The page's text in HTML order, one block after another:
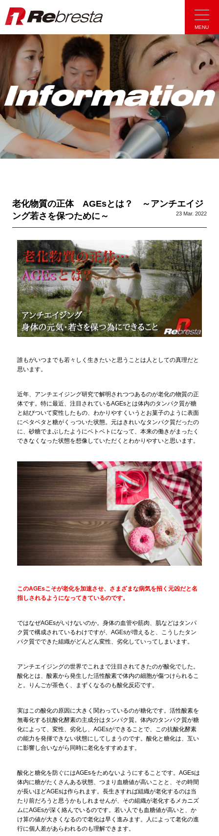
Rebresta|リブ
MENU
老化物質の正体 AGEsとは？ ～アンチエイジ
ング若さを保つために～
23 Mar. 2022
誰もがいつまでも若々しく生きたいと思うことは人としての真理だと
思います。
近年、アンチエイジング研究で解明されつつあるのが老化の物質の正
体です。特に最近、注目されているAGEsとは体内のタンパク質が糖
と結びついて変性したもの、わかりやすくいうとお菓子のように表面
にベタベタと糖がくっついた状態。元はきれいなタンパク質だったの
に、砂糖でまぶしたようにベトベトになって、本来の働きがまったく
できなくなった状態を想像していただくとわかりやすいと思います。
このAGEsこそが老化を加速させ、さまざまな病気を招く元凶だと名
指しされるようになってきているのです。
ではなぜAGEsがいけないのか。身体の血管や筋肉、肌などはタンパ
ク質で構成されているわけですが、AGEsが増えると、こうしたタン
パク質でできた組織がどんどん変性、劣化していってしまいます。
アンチエイジングの世界でこれまで注目されてきたのが酸化でした。
酸化とは、酸素から発生した活性酸素で体内の細胞が傷つけられるこ
と。りんごが茶色く、まずくなるのも酸化反応です。
実はこの酸化の原因に大きく関わっているのが糖化です。活性酸素を
無毒化する抗酸化酵素の主成分はタンパク質。体内のタンパク質が糖
化によって、変性、劣化し、AGEsができることで、この抗酸化酵素
の能力を発揮できない状態にしてしまうのです。酸化と糖化は、互い
に影響し合いながら同時に老化をすすめます。
酸化と糖化を防ぐにはAGEsをためないようにすることです。AGEsは
体内に糖がたくさんある状態、つまり血糖値が高いことと、その時間
が長いほどAGEsは作られます。長生きすれば組織が老化するのは当
たり前だろうと思うかもしれませんが、その組織が老化するメカニズ
ムにAGEsが深く絡んでいるのです。若い人でも血糖値が高いと、か
け算の値が大きくなるので老化は早く進みます。人によって老化の進
行に個人差があらわれるのも理解できます。